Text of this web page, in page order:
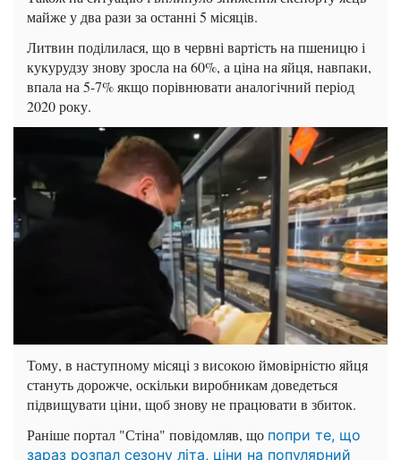
майже у два рази за останні 5 місяців.
Литвин поділилася, що в червні вартість на пшеницю і
кукурудзу знову зросла на 60%, а ціна на яйця, навпаки,
впала на 5-7% якщо порівнювати аналогічний період
2020 року.
Тому, в наступному місяці з високою ймовірністю яйця
стануть дорожче, оскільки виробникам доведеться
підвищувати ціни, щоб знову не працювати в збиток.
Раніше портал "Стіна" повідомляв, що попри те, що
зараз розпал сезону літа, ціни на популярний